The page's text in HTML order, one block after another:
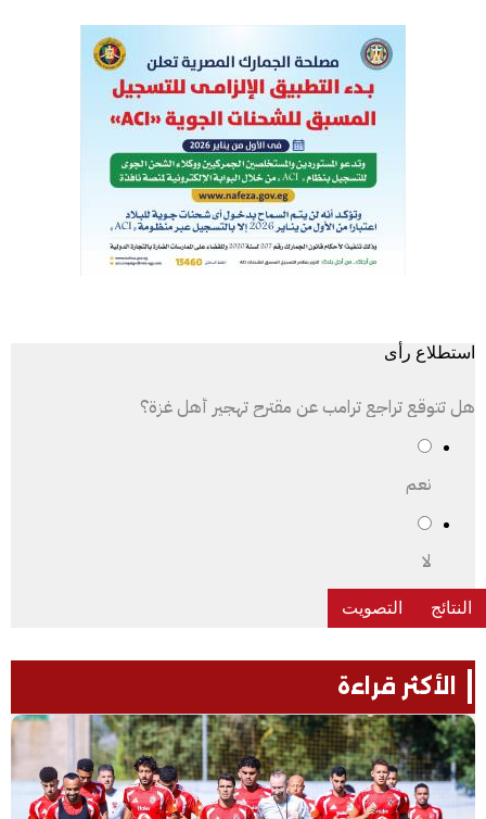
استطلاع رأى
هل تتوقع تراجع ترامب عن مقترح تهجير أهل غزة؟
نعم
لا
الأكثر قراءة